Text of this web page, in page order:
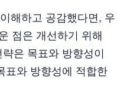
해하고 공감했다면, 우
점은 개선하기 위해
은 목표와 방향성이
표와 방향성에 적합한